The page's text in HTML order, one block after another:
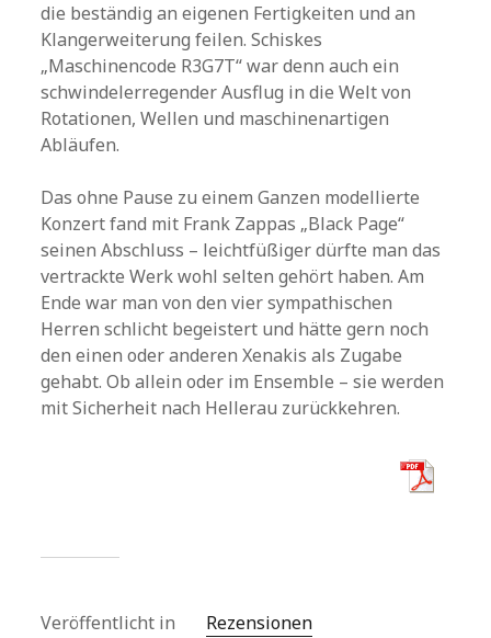
die beständig an eigenen Fertigkeiten und an
Klangerweiterung feilen. Schiskes
„Maschinencode R3G7T“ war denn auch ein
schwindelerregender Ausflug in die Welt von
Rotationen, Wellen und maschinenartigen
Abläufen.
Das ohne Pause zu einem Ganzen modellierte
Konzert fand mit Frank Zappas „Black Page“
seinen Abschluss – leichtfüßiger dürfte man das
vertrackte Werk wohl selten gehört haben. Am
Ende war man von den vier sympathischen
Herren schlicht begeistert und hätte gern noch
den einen oder anderen Xenakis als Zugabe
gehabt. Ob allein oder im Ensemble – sie werden
mit Sicherheit nach Hellerau zurückkehren.
Veröffentlicht in Rezensionen